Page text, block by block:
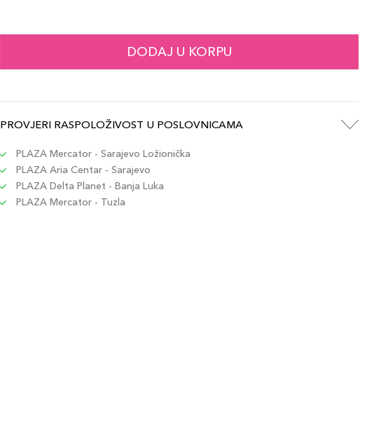
DODAJ U KORPU
PROVJERI RASPOLOŽIVOST U POSLOVNICAMA
PLAZA Mercator - Sarajevo Ložionička
PLAZA Aria Centar - Sarajevo
PLAZA Delta Planet - Banja Luka
PLAZA Mercator - Tuzla